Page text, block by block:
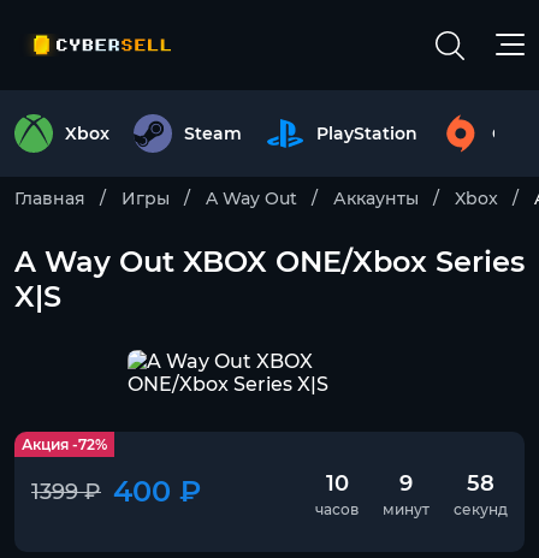
Xbox Steam PlayStation
Главная Игры A Way Out Аккаунты Xbox
A Way Out XBOX ONE/Xbox Series
X|S
Акция -72%
1399 ₽ 400 ₽ 10
часов
9
минут
57
секунд